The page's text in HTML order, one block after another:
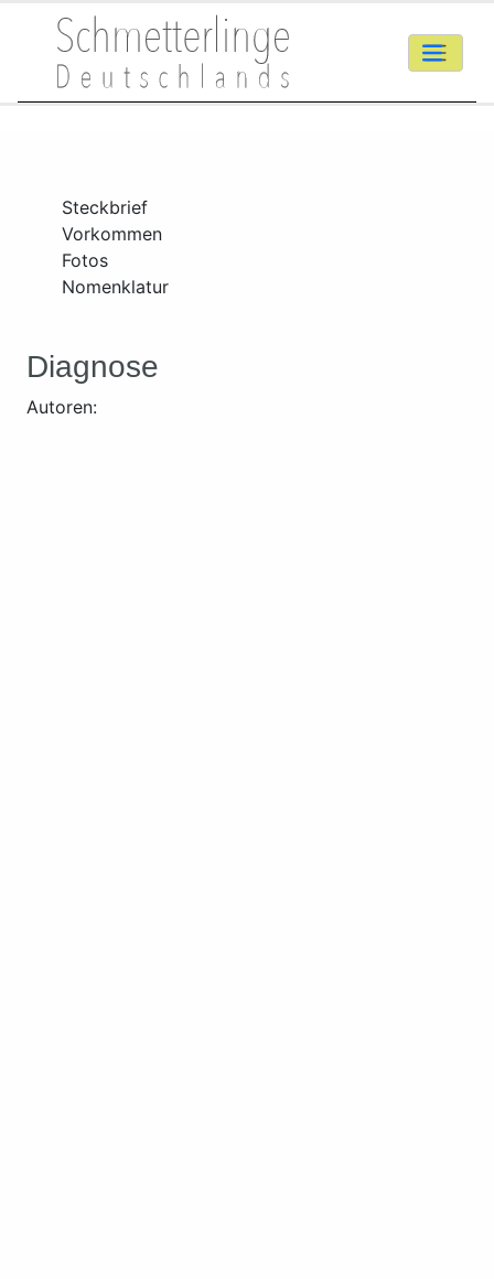
Steckbrief
Vorkommen
Fotos
Nomenklatur
Diagnose
Autoren: